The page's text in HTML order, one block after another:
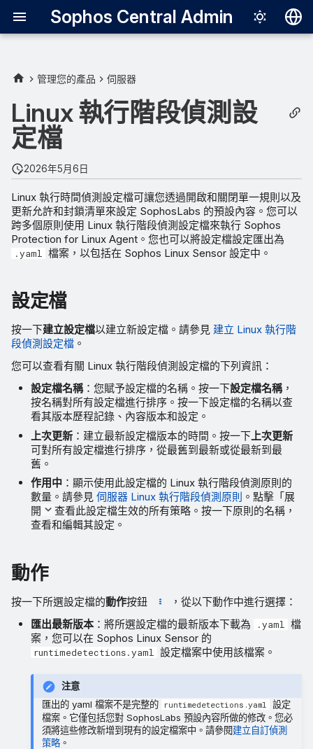
Sophos Central Admin
Español
Français
日本語
한국어
Português
中文（繁體）
管理您的產品 伺服器
Linux 執行階段偵測設
定檔
2026年5月6日
Linux 執行時間偵測設定檔可讓您透過開啟和關閉單一規則以及
更新允許和封鎖清單來設定 SophosLabs 的預設內容。您可以
跨多個原則使用 Linux 執行階段偵測設定檔來執行 Sophos
Protection for Linux Agent。您也可以將設定檔設定匯出為
.yaml 檔案，以包括在 Sophos Linux Sensor 設定中。
設定檔
按一下建立設定檔以建立新設定檔。請參見 建立 Linux 執行階
段偵測設定檔 。
您可以查看有關 Linux 執行階段偵測設定檔的下列資訊：
設定檔名稱：您賦予設定檔的名稱。按一下設定檔名稱，
按名稱對所有設定檔進行排序。按一下設定檔的名稱以查
看其版本歷程記錄、內容版本和設定。
上次更新 ：建立最新設定檔版本的時間。按一下 上次更新
可對所有設定檔進行排序，從最舊到最新或從最新到最
舊。
作用中 ：顯示使用此設定檔的 Linux 執行階段偵測原則的
數量。請參見伺服器 Linux 執行階段偵測原則 。點擊「展
開
查看此設定檔生效的所有策略。按一下原則的名稱，
查看和編輯其設定。
動作
按一下所選設定檔的動作按鈕
，從以下動作中進行選擇：
匯出最新版本 ：將所選設定檔的最新版本下載為 .yaml
檔
案，您可以在 Sophos Linux Sensor 的
runtimedetections.yaml 設定檔案中使用該檔案。
注意
匯出的 yaml 檔案不是完整的 runtimedetections.yaml
設定
檔案。它僅包括您對 SophosLabs 預設內容所做的修改。您必
須將這些修改新增到現有的設定檔案中。請參閱建立自訂偵測
策略 。